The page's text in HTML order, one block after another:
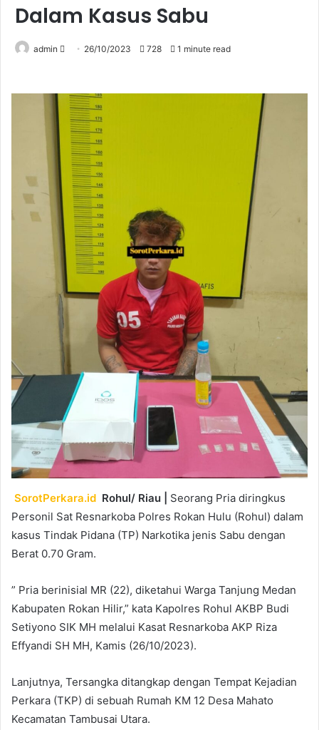
Dalam Kasus Sabu
admin
Send 26/10/2023 728 1 minute read
SorotPerkara.id Rohul/ Riau |
Seorang Pria diringkus
Personil Sat Resnarkoba Polres Rokan Hulu (Rohul) dalam
kasus Tindak Pidana (TP) Narkotika jenis Sabu dengan
Berat 0.70 Gram.
” Pria berinisial MR (22), diketahui Warga Tanjung Medan
Kabupaten Rokan Hilir,” kata Kapolres Rohul AKBP Budi
Setiyono SIK MH melalui Kasat Resnarkoba AKP Riza
Effyandi SH MH, Kamis (26/10/2023).
Lanjutnya, Tersangka ditangkap dengan Tempat Kejadian
Perkara (TKP) di sebuah Rumah KM 12 Desa Mahato
Kecamatan Tambusai Utara.